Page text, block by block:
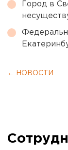
Город в
← НОВОСТИ